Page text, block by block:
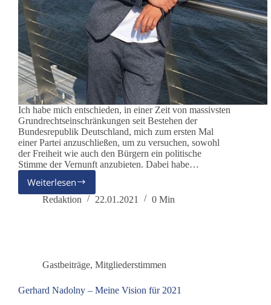
Ich habe mich entschieden, in einer Zeit von massivsten
Grundrechtseinschränkungen seit Bestehen der
Bundesrepublik Deutschland, mich zum ersten Mal
einer Partei anzuschließen, um zu versuchen, sowohl
der Freiheit wie auch den Bürgern ein politische
Stimme der Vernunft anzubieten. Dabei habe…
WeiterlesenRechtsanwalt
Dirk
Redaktion 22.01.2021 0 Min
Gastbeiträge, Mitgliederstimmen
Gerhard Nadolny – Meine Vision für 2021